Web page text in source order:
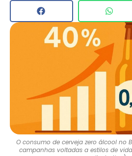
O consumo de cerveja zero álcool no
campanhas voltadas a estilos de